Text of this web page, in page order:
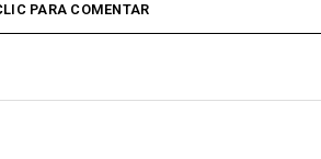
PARA COMENTAR